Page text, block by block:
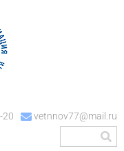
20 vetnnov77@mail.ru